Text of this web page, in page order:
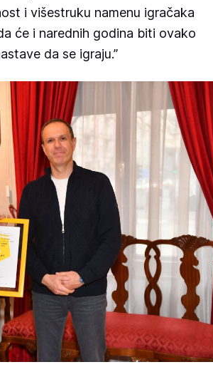
i višestruku namenu igračaka
će i narednih godina biti ovako
da se igraju.”